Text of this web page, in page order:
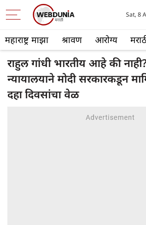
महाराष्ट्र माझा श्रावण आरोग्य
Sat, 8
राहुल गांधी भारतीय आहे की
न्यायालयाने मोदी सरकारकडून
दहा दिवसांचा वेळ